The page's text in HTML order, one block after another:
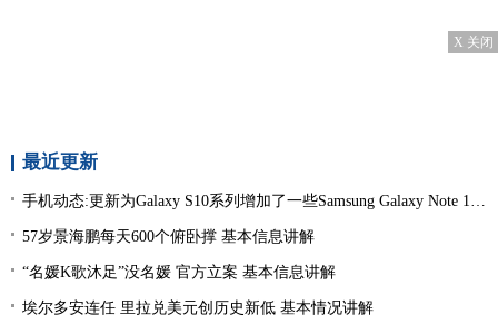
X 关闭
最近更新
手机动态:更新为Galaxy S10系列增加了一些Samsung Galaxy Note 10功能|环球消息
57岁景海鹏每天600个俯卧撑 基本信息讲解
“名媛K歌沐足”没名媛 官方立案 基本信息讲解
埃尔多安连任 里拉兑美元创历史新低 基本情况讲解